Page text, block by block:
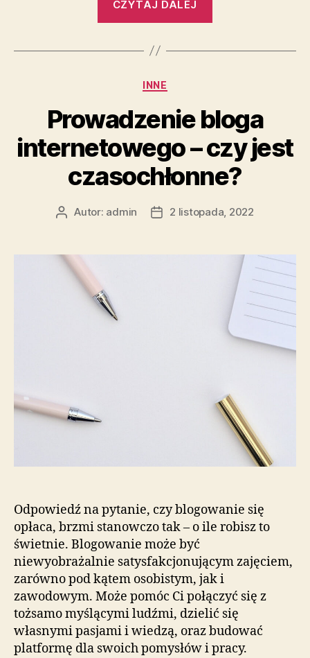
CZYTAJ DALEJ
–
Kategorie
INNE
Prowadzenie bloga
internetowego – czy jest
czasochłonne?
AutorAutor: admin
Data2 listopada, 2022
Odpowiedź na pytanie, czy blogowanie się
opłaca, brzmi stanowczo tak – o ile robisz to
świetnie. Blogowanie może być
niewyobrażalnie satysfakcjonującym zajęciem,
zarówno pod kątem osobistym, jak i
zawodowym. Może pomóc Ci połączyć się z
tożsamo myślącymi ludźmi, dzielić się
własnymi pasjami i wiedzą, oraz budować
platformę dla swoich pomysłów i pracy.